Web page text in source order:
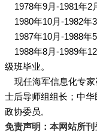
1978年9月-1981年2
1980年10月-1982年
1987年10月-1988年
1988年8月-1989年
级班毕业。
现任海军信息化专家
士后导师组组长； 中华
政协委员 。
免责声明：本网站所